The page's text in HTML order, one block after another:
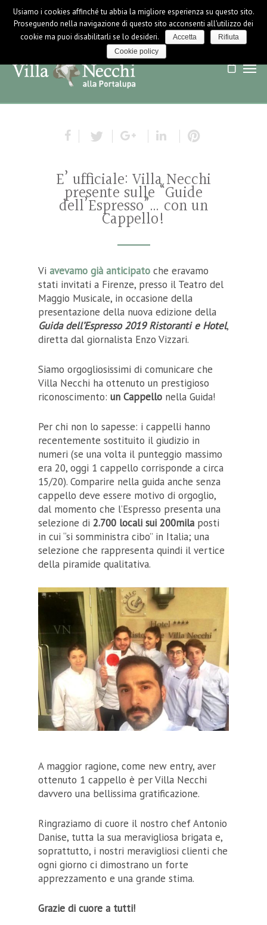
LOGIN / LOGOUT NEWS
E’ ufficiale: Villa Necchi
presente sulle “Guide
dell’Espresso”… con un
Cappello!
Vi avevamo già anticipato che eravamo
stati invitati a Firenze, presso il Teatro del
Maggio Musicale, in occasione della
presentazione della nuova edizione della
Guida dell’Espresso 2019 Ristoranti e Hotel,
diretta dal giornalista Enzo Vizzari.
Siamo orgogliosissimi di comunicare che
Villa Necchi ha ottenuto un prestigioso
riconoscimento: un Cappello nella Guida!
Per chi non lo sapesse: i cappelli hanno
recentemente sostituito il giudizio in
numeri (se una volta il punteggio massimo
era 20, oggi 1 cappello corrisponde a circa
15/20). Comparire nella guida anche senza
cappello deve essere motivo di orgoglio,
dal momento che l’Espresso presenta una
selezione di 2.700 locali sui 200mila posti
in cui “si somministra cibo” in Italia; una
selezione che rappresenta quindi il vertice
della piramide qualitativa.
A maggior ragione, come new entry, aver
ottenuto 1 cappello è per Villa Necchi
davvero una bellissima gratificazione.
Ringraziamo di cuore il nostro chef Antonio
Danise, tutta la sua meravigliosa brigata e,
soprattutto, i nostri meravigliosi clienti che
ogni giorno ci dimostrano un forte
apprezzamento e una grande stima.
Grazie di cuore a tutti!
Usiamo i cookies affinché tu abbia la migliore esperienza su questo sito.
Proseguendo nella navigazione di questo sito acconsenti all'utilizzo dei
cookie ma puoi disabilitarli se lo desideri.
Accetta
Rifiuta
Cookie policy